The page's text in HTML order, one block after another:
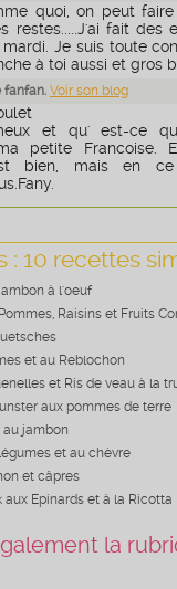
quoi, on peut
restes.....J'ai fait des
Je suis toute
à toi aussi et gros
fanfan. Voir son blog
et qu' est-ce
petite
bien, mais en
: 10 recettes
à l'oeuf
Raisins et Fruits
et au Reblochon
et Ris de veau à la
aux pommes de terre
au jambon
et au chèvre
et câpres
aux Epinards et à la Ricotta
la